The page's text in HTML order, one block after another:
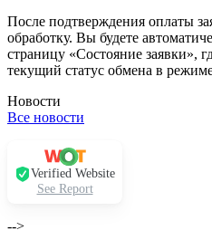
После подтверждения оплаты
обработку. Вы будете
страницу «Состояние заявки»,
текущий статус обмена в
Новости
Все новости
Verified Website
See Report
-->